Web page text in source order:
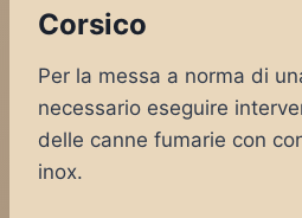
Corsico
Per la messa a norma di
necessario eseguire
delle canne fumarie con
inox.